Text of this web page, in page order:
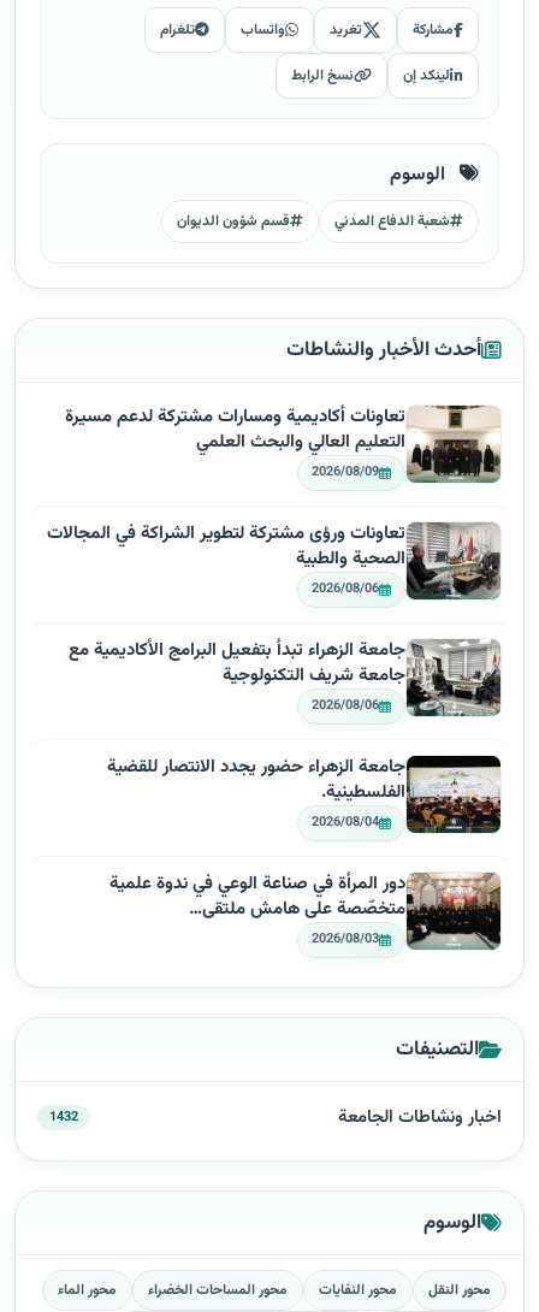
مشاركة تغريد واتساب تلغرام
لينكد إن نسخ الرابط
الوسوم
شعبة الدفاع المدني قسم شؤون الديوان
أحدث الأخبار والنشاطات
تعاونات أكاديمية ومسارات مشتركة لدعم مسيرة
التعليم العالي والبحث العلمي
2026/08/09
تعاونات ورؤى مشتركة لتطوير الشراكة في المجالات
الصحية والطبية
2026/08/06
جامعة الزهراء تبدأ بتفعيل البرامج الأكاديمية مع
جامعة شريف التكنولوجية
2026/08/06
جامعة الزهراء حضور يجدد الانتصار للقضية
الفلسطينية.
2026/08/04
دور المرأة في صناعة الوعي في ندوة علمية
متخصّصة على هامش ملتقى…
2026/08/03
التصنيفات
اخبار ونشاطات الجامعة 1432
الوسوم
محور النقل محور النفايات محور المساحات الخضراء
محور الماء